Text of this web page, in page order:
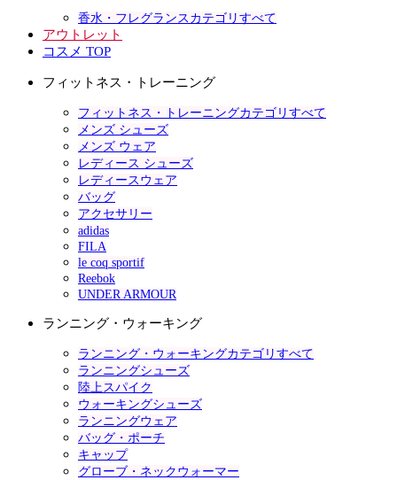
香水・フレグランスカテゴリすべて
アウトレット
コスメ TOP
フィットネス・トレーニング
フィットネス・トレーニングカテゴリすべて
メンズ シューズ
メンズ ウェア
レディース シューズ
レディースウェア
バッグ
アクセサリー
adidas
FILA
le coq sportif
Reebok
UNDER ARMOUR
ランニング・ウォーキング
ランニング・ウォーキングカテゴリすべて
ランニングシューズ
陸上スパイク
ウォーキングシューズ
ランニングウェア
バッグ・ポーチ
キャップ
グローブ・ネックウォーマー